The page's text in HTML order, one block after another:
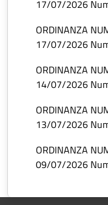
17/07/2026
ORDINANZA
17/07/2026
ORDINANZA
14/07/2026
ORDINANZA
13/07/2026
ORDINANZA
09/07/2026